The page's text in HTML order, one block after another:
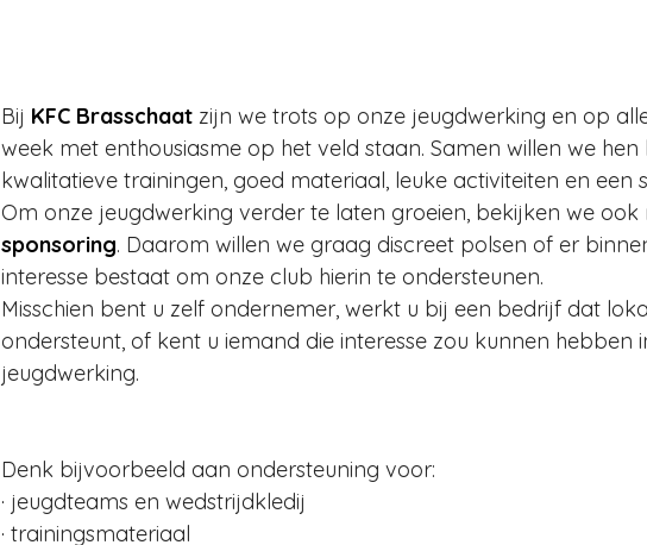
Bij KFC Brasschaat zijn we trots op onze jeugdwerking en op
week met enthousiasme op het veld staan. Samen willen we
kwalitatieve trainingen, goed materiaal, leuke activiteiten en een
Om onze jeugdwerking verder te laten groeien, bekijken we
sponsoring. Daarom willen we graag discreet polsen of er
interesse bestaat om onze club hierin te ondersteunen.
Misschien bent u zelf ondernemer, werkt u bij een bedrijf dat
ondersteunt, of kent u iemand die interesse zou kunnen hebben
jeugdwerking.
Denk bijvoorbeeld aan ondersteuning voor:
· jeugdteams en wedstrijdkledij
· trainingsmateriaal